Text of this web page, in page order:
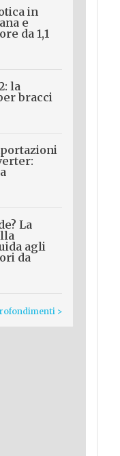
in
e
da 1,1
la
bracci
La
agli
da
>